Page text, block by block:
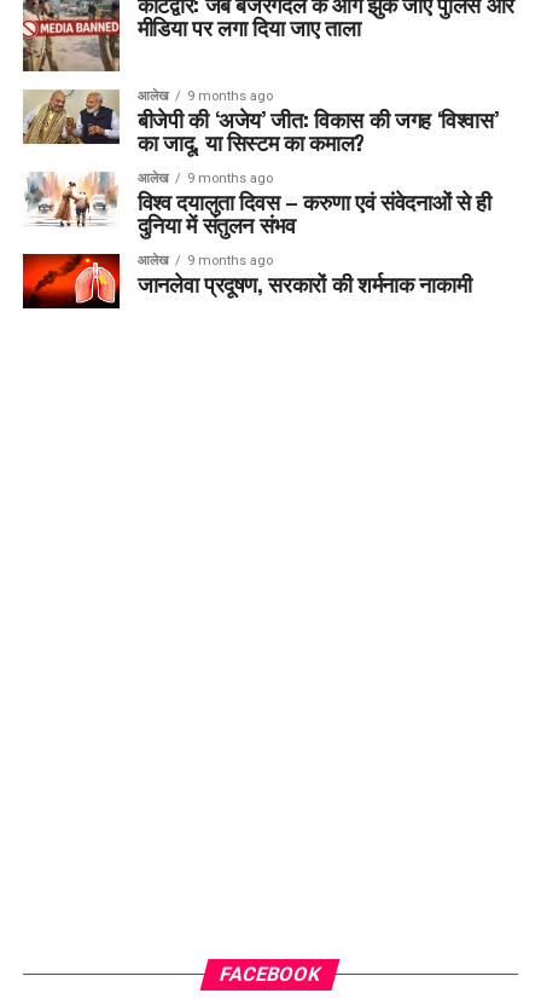
मीडिया पर लगा दिया जाए ताला
आलेख 9 months ago
बीजेपी की ‘अजेय’ जीत: विकास की जगह ‘विश्वास’
का जादू, या सिस्टम का कमाल?
आलेख 9 months ago
विश्व दयालुता दिवस – करुणा एवं संवेदनाओं से ही
दुनिया में संतुलन संभव
आलेख 9 months ago
जानलेवा प्रदूषण, सरकारों की शर्मनाक नाकामी
FACEBOOK